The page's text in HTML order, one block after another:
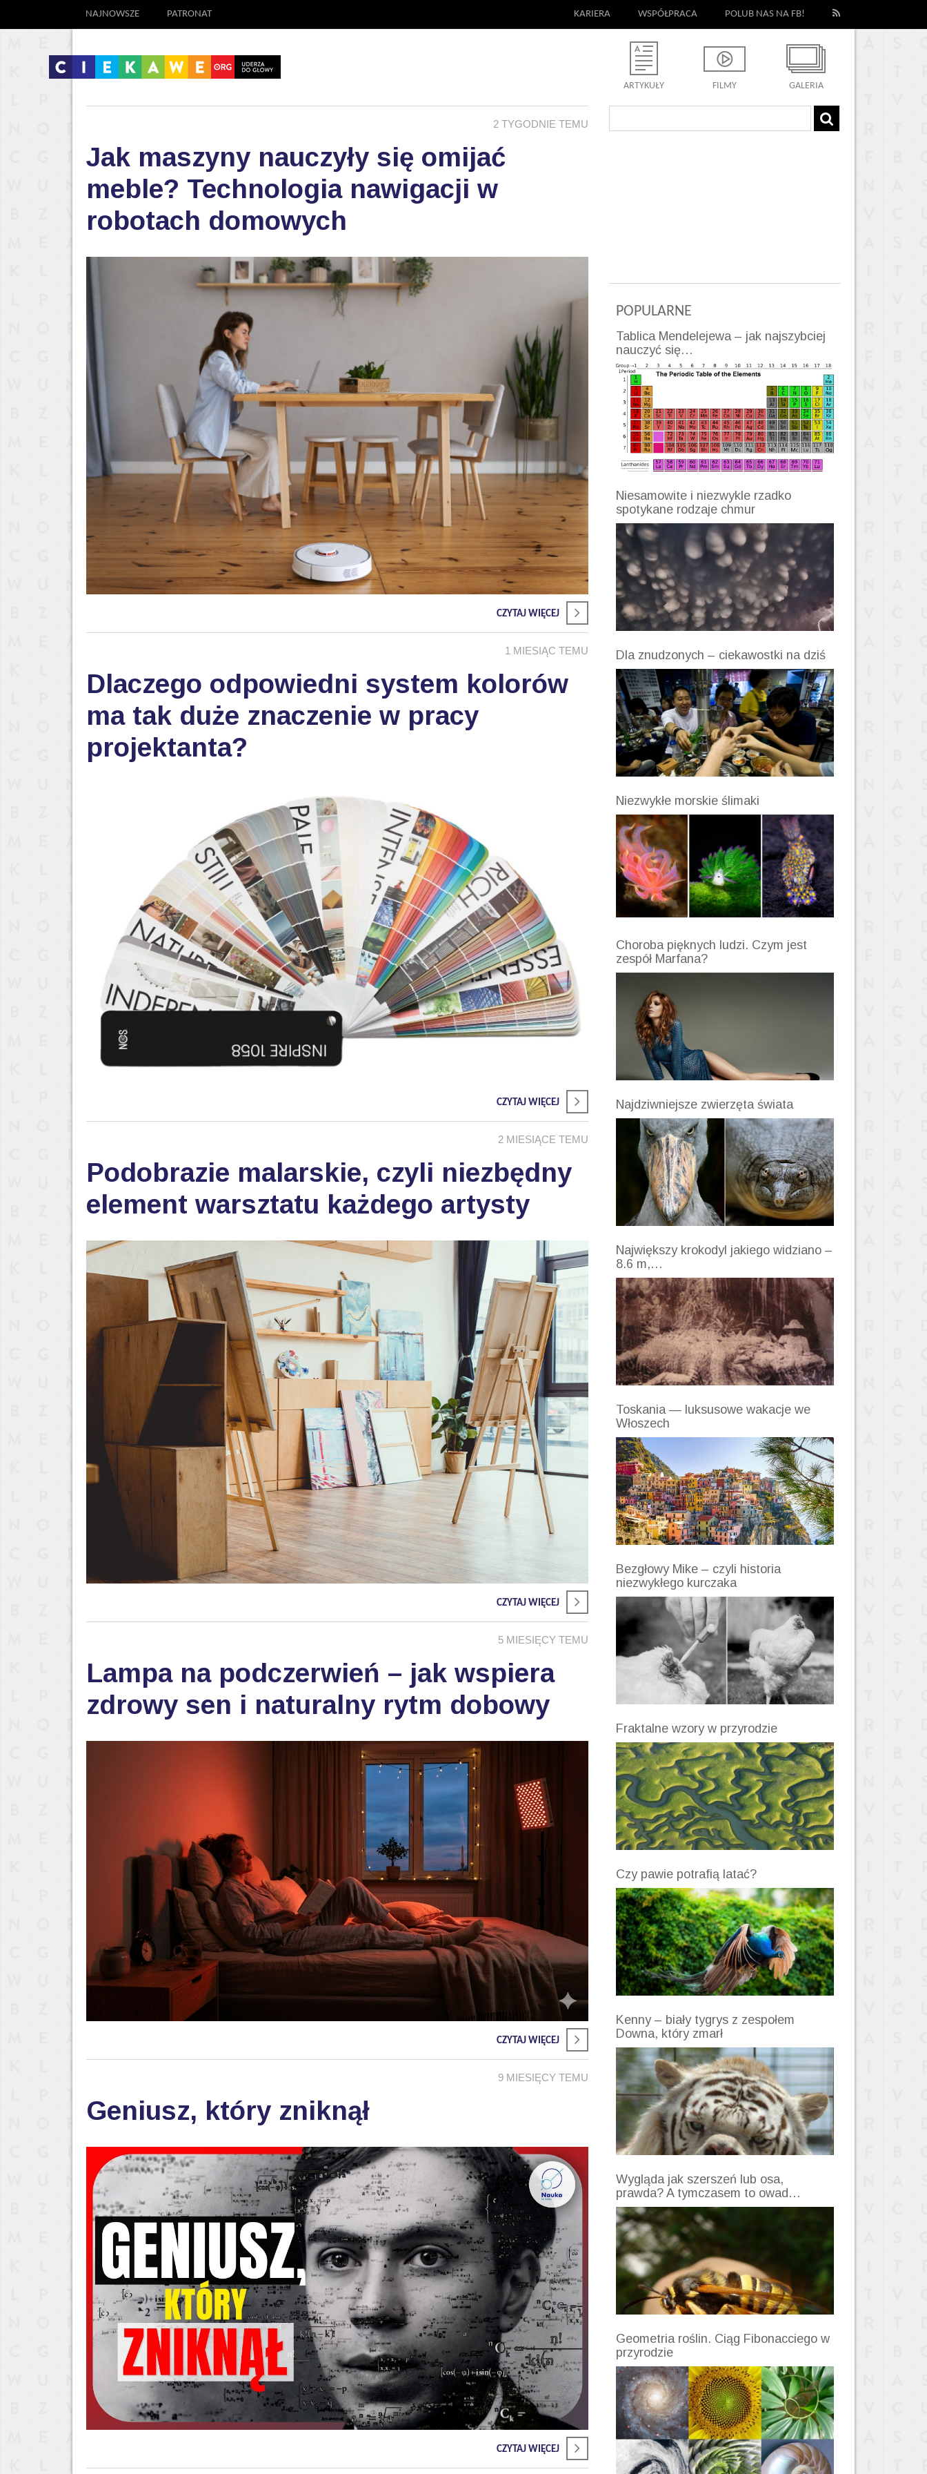
NAJNOWSZE PATRONAT KARIERA WSPÓŁPRACA POLUB NAS NA FB!
ARTYKUŁY FILMY GALERIA
2 TYGODNIE TEMU
Jak maszyny nauczyły się omijać
meble? Technologia nawigacji w
robotach domowych
CZYTAJ WIĘCEJ
1 MIESIĄC TEMU
Dlaczego odpowiedni system kolorów
ma tak duże znaczenie w pracy
projektanta?
CZYTAJ WIĘCEJ
2 MIESIĄCE TEMU
Podobrazie malarskie, czyli niezbędny
element warsztatu każdego artysty
CZYTAJ WIĘCEJ
5 MIESIĘCY TEMU
Lampa na podczerwień – jak wspiera
zdrowy sen i naturalny rytm dobowy
CZYTAJ WIĘCEJ
9 MIESIĘCY TEMU
Geniusz, który zniknął
CZYTAJ WIĘCEJ
POPULARNE
Tablica Mendelejewa – jak najszybciej
nauczyć się…
Niesamowite i niezwykle rzadko
spotykane rodzaje chmur
Dla znudzonych – ciekawostki na dziś
Niezwykłe morskie ślimaki
Choroba pięknych ludzi. Czym jest
zespół Marfana?
Najdziwniejsze zwierzęta świata
Największy krokodyl jakiego widziano –
8.6 m,…
Toskania — luksusowe wakacje we
Włoszech
Bezgłowy Mike – czyli historia
niezwykłego kurczaka
Fraktalne wzory w przyrodzie
Czy pawie potrafią latać?
Kenny – biały tygrys z zespołem
Downa, który zmarł
Wygląda jak szerszeń lub osa,
prawda? A tymczasem to owad…
Geometria roślin. Ciąg Fibonacciego w
przyrodzie